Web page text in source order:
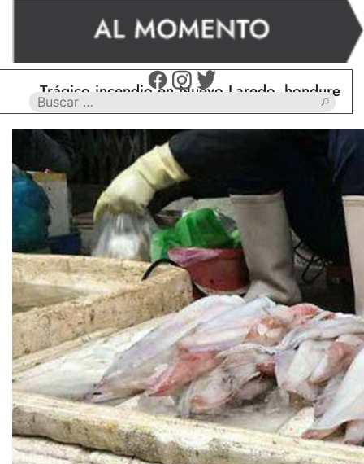
incendio en Nuevo Laredo, hondureño muere